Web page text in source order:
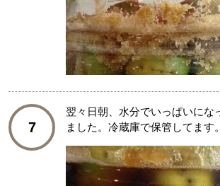
7
翌々日朝、水分でいっぱいにな
ました。冷蔵庫で保管してます。